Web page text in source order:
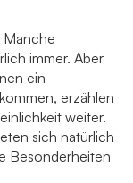
Manche
immer. Aber
ein
erzählen
weiter.
sich natürlich
Besonderheiten